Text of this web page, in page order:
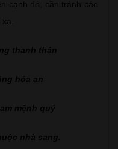
cạnh đó, cần tránh các
thanh thản
hóa an
mệnh quý
nhà sang.